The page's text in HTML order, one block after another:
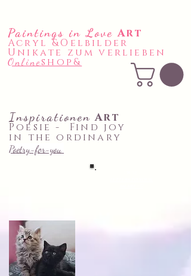
Paintings in Love Art
Acryl &Oelbilder
Unikate zum verlieben
Onlineshop&
Inspirationen Art
Poesie - Find joy
in the ordinary
Poetry-for-you